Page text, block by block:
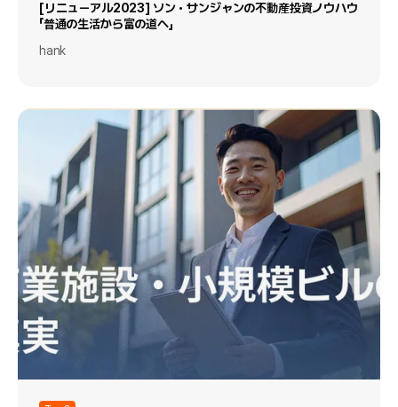
[リニューアル2023] ソン・サンジャンの不動産投資ノウハウ
「普通の生活から富の道へ」
hank